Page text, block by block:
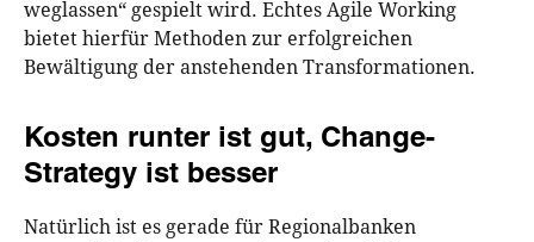
weglassen“ gespielt wird. Echtes Agile Working
bietet hierfür Methoden zur erfolgreichen
Bewältigung der anstehenden Transformationen.
Kosten runter ist gut, Change-
Strategy ist besser
Natürlich ist es gerade für Regionalbanken